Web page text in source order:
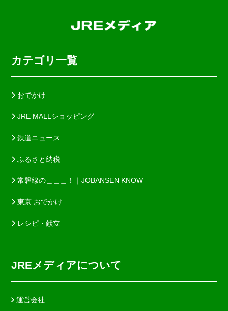
カテゴリ一覧
おでかけ
JRE MALLショッピング
鉄道ニュース
ふるさと納税
常磐線の＿＿＿！｜JOBANSEN KNOW
東京 おでかけ
レシピ・献立
JREメディアについて
運営会社